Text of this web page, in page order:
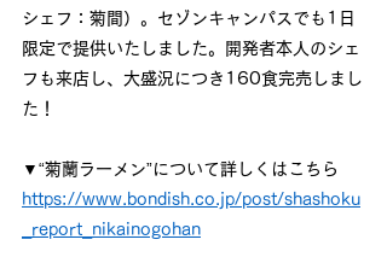
シェフ：菊間）。セゾンキャンパスでも1日
限定で提供いたしました。開発者本人のシェ
フも来店し、大盛況につき160食完売しまし
た！
▼“菊蘭ラーメン”について詳しくはこちら
https://www.bondish.co.jp/post/shashoku
_report_nikainogohan